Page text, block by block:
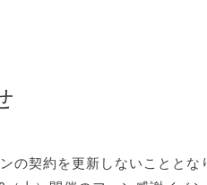
の契約を更新しないこととな